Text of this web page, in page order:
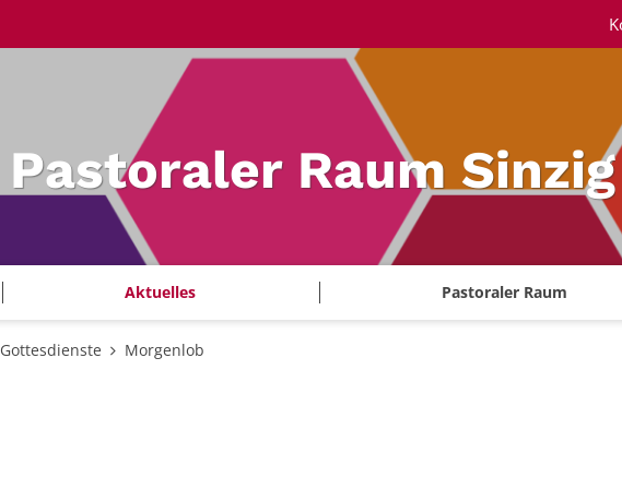
Pastoraler Raum Sinzig
Aktuelles Pastoraler Raum
Gottesdienste Morgenlob